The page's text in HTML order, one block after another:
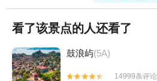
看了该景点的人还看了
鼓浪屿(5A)


14999条评论